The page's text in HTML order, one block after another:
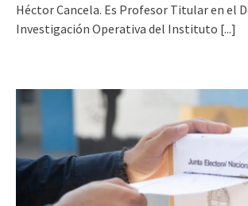
Héctor Cancela. Es Profesor Titular en el
Investigación Operativa del Instituto [...]